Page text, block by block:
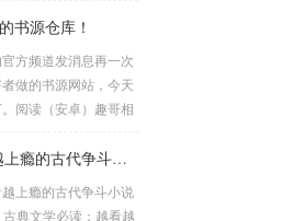
放本地音悦，并且还
文件下载，可以说
文档资源htt
乐专题【202.5GB】h
f2a2ea58e...
书源仓库！
方频道发消息再一次
做的书源网站，今天
阅读（安卓）趣哥相
支持自定义书源的电
本更新，基本只有一
资源百科：古典文学必读：越看越上瘾的古代争斗小说（套装共30册）
上瘾的古代争斗小说
古典文学必读：越看越